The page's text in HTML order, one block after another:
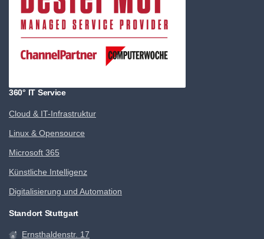
360° IT Service
Cloud & IT-Infrastruktur
Linux & Opensource
Microsoft 365
Künstliche Intelligenz
Digitalisierung und Automation
Standort Stuttgart
Ernsthaldenstr. 17